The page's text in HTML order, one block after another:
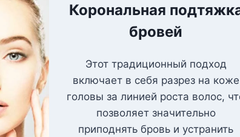
Корональная
бровей
Этот традиционный подход
включает в себя разрез на коже
головы за линией роста волос,
позволяет значительно
приподнять бровь и устранить